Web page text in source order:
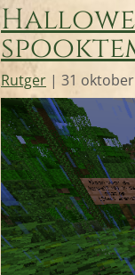
Rutger | 31